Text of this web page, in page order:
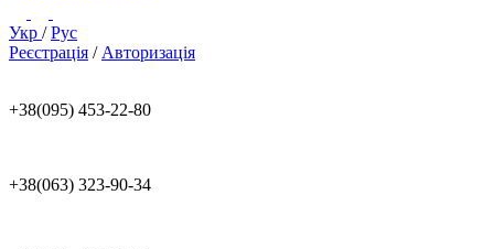
Укр /Рус
Реєстрація / Авторизація
+38(095) 453-22-80
+38(063) 323-90-34